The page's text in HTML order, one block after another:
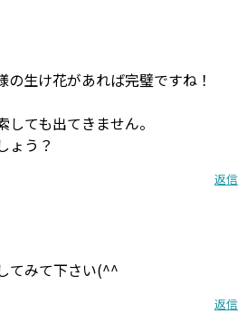
生け花があれば完璧ですね！
ても出てきません。
ょう？
返信
てみて下さい(^^
返信